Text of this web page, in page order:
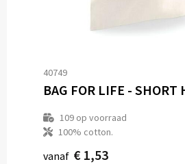
40749
BAG FOR LIFE - SHORT
109op voorraad
100% cotton.
vanaf € 1,53